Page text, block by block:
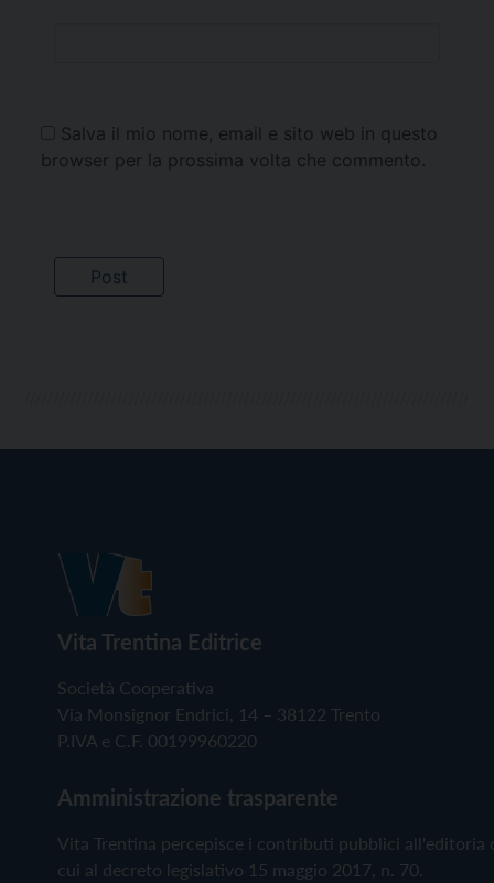
Salva il mio nome, email e sito web in questo
browser per la prossima volta che commento.
Vita Trentina Editrice
Società Cooperativa
Via Monsignor Endrici, 14 – 38122 Trento
P.IVA e C.F. 00199960220
Amministrazione trasparente
Vita Trentina percepisce i contributi pubblici all'editoria
cui al decreto legislativo 15 maggio 2017, n. 70.